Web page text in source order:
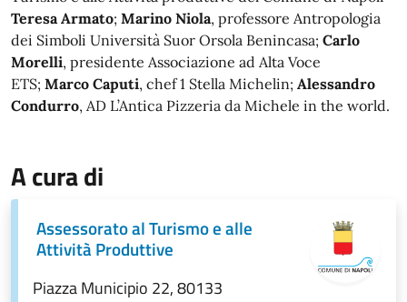
Teresa Armato; Marino Niola, professore Antropologia
dei Simboli Università Suor Orsola Benincasa; Carlo
Morelli, presidente Associazione ad Alta Voce
ETS; Marco Caputi, chef 1 Stella Michelin; Alessandro
Condurro, AD L’Antica Pizzeria da Michele in the world.
A cura di
Assessorato al Turismo e alle
Attività Produttive
Piazza Municipio 22, 80133